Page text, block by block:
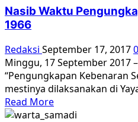
Nasib Waktu
1966
Redaksi September 17, 20170
Minggu, 17 September 2017
“Pengungkapan Kebenaran
mestinya dilaksanakan di
Read MoreRead
more